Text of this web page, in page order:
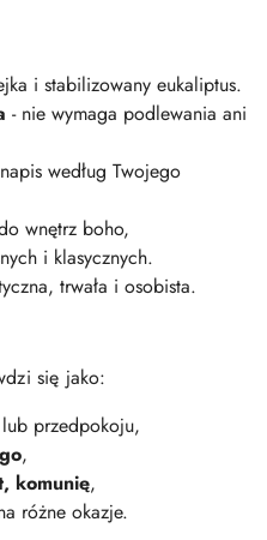
i stabilizowany eukaliptus.
- nie wymaga podlewania ani
według Twojego
wnętrz boho,
i klasycznych.
trwała i osobista.
się jako:
przedpokoju,
,
komunię,
różne okazje.